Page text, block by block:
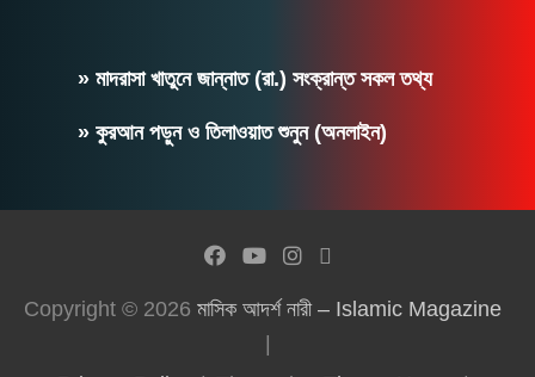
» মাদরাসা খাতুনে জান্নাত (রা.) সংক্রান্ত সকল তথ্য
» কুরআন পড়ুন ও তিলাওয়াত শুনুন (অনলাইন)
Copyright © 2026 মাসিক আদর্শ নারী – Islamic Magazine